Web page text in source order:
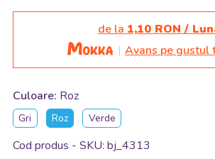
de la 1,10 RON /
Avans pe gustul
Culoare: Roz
Gri Roz Verde
Cod produs - SKU bj_4313